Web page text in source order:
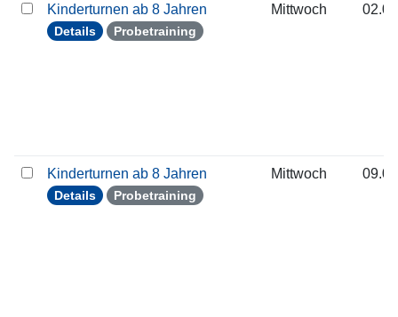
Kinderturnen ab 8 Jahren
Details Probetraining
Mittwoch
Kinderturnen ab 8 Jahren
Details Probetraining
Mittwoch